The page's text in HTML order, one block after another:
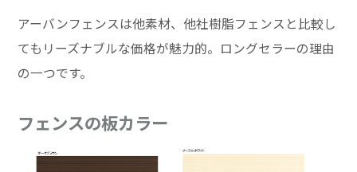
アーバンフェンスは他素材、他社樹脂フェンスと比較し
てもリーズナブルな価格が魅力的。ロングセラーの理由
の一つです。
フェンスの板カラー